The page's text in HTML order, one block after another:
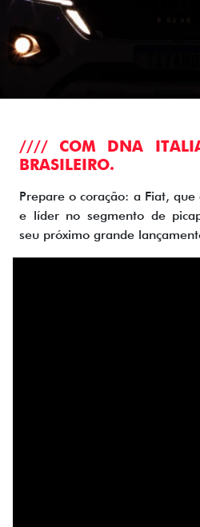
//// COM DNA
BRASILEIRO.
Prepare o coração: a Fiat,
e líder no segmento de
seu próximo grande